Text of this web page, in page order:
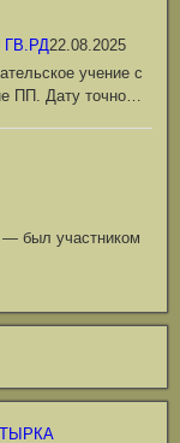
ГВ.РД22.08.2025
учение с
ПП. Дату точно…
был участником